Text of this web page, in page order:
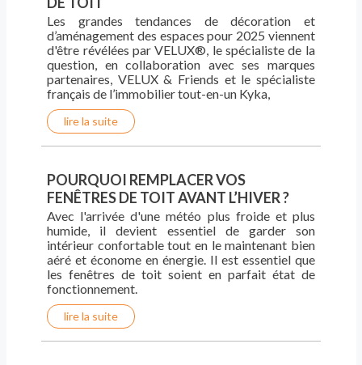
Les grandes tendances de décoration et
d’aménagement des espaces pour 2025 viennent
d'être révélées par VELUX®, le spécialiste de la
question, en collaboration avec ses marques
partenaires, VELUX & Friends et le spécialiste
français de l’immobilier tout-en-un Kyka,
lire la suite
POURQUOI REMPLACER VOS
FENÊTRES DE TOIT AVANT L’HIVER ?
Avec l'arrivée d'une météo plus froide et plus
humide, il devient essentiel de garder son
intérieur confortable tout en le maintenant bien
aéré et économe en énergie. Il est essentiel que
les fenêtres de toit soient en parfait état de
fonctionnement.
lire la suite